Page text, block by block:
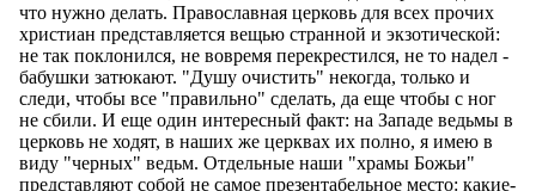
что нужно делать. Православная церковь для всех прочих
христиан представляется вещью странной и экзотической:
не так поклонился, не вовремя перекрестился, не то надел -
бабушки затюкают. "Душу очистить" некогда, только и
следи, чтобы все "правильно" сделать, да еще чтобы с ног
не сбили. И еще один интересный факт: на Западе ведьмы в
церковь не ходят, в наших же церквах их полно, я имею в
виду "черных" ведьм. Отдельные наши "храмы Божьи"
представляют собой не самое презентабельное место: какие-